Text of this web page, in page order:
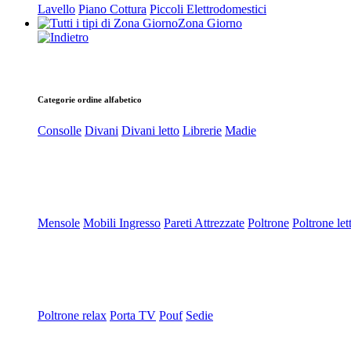
Lavello Piano Cottura Piccoli Elettrodomestici
Zona Giorno
Categorie ordine alfabetico
Consolle Divani Divani letto Librerie Madie
Mensole Mobili Ingresso Pareti Attrezzate Poltrone Poltrone
Poltrone relax Porta TV Pouf Sedie